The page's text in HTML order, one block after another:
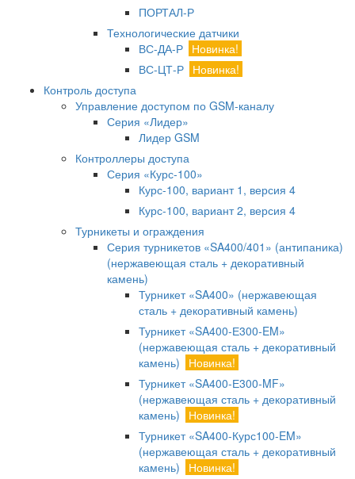
ПОРТАЛ-Р
Технологические датчики
ВС-ДА-Р Новинка!
ВС-ЦТ-Р Новинка!
Контроль доступа
Управление доступом по GSM-каналу
Серия «Лидер»
Лидер GSM
Контроллеры доступа
Серия «Курс-100»
Курс-100, вариант 1, версия 4
Курс-100, вариант 2, версия 4
Турникеты и ограждения
Серия турникетов «SA400/401» (антипаника)
(нержавеющая сталь + декоративный
камень)
Турникет «SA400» (нержавеющая
сталь + декоративный камень)
Турникет «SA400-Е300-EM»
(нержавеющая сталь + декоративный
камень)
Новинка!
Турникет «SA400-Е300-MF»
(нержавеющая сталь + декоративный
камень)
Новинка!
Турникет «SA400-Курс100-EM»
(нержавеющая сталь + декоративный
камень)
Новинка!